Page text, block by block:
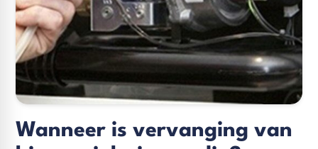
Wanneer is vervanging van